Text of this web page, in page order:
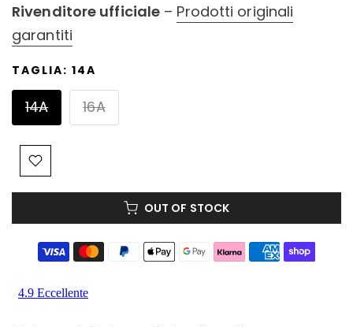
Rivenditore ufficiale – Prodotti originali
garantiti
TAGLIA: 14A
14A 16A
OUT OF STOCK